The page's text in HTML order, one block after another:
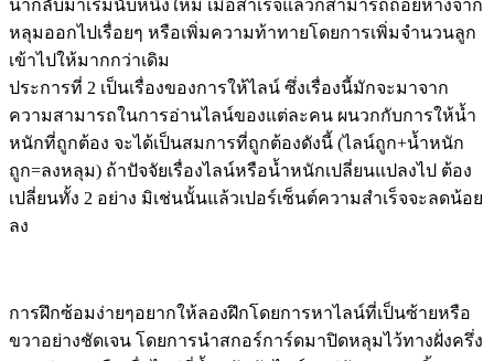
นำกลับมาเริ่มนับหนึ่งใหม่ เมื่อสำเร็จแล้วก็สามารถถอยห่างจาก
หลุมออกไปเรื่อยๆ หรือเพิ่มความท้าทายโดยการเพิ่มจำนวนลูก
เข้าไปให้มากกว่าเดิม
ประการที่ 2 เป็นเรื่องของการให้ไลน์ ซึ่งเรื่องนี้มักจะมาจาก
ความสามารถในการอ่านไลน์ของแต่ละคน ผนวกกับการให้น้ำ
หนักที่ถูกต้อง จะได้เป็นสมการที่ถูกต้องดังนี้ (ไลน์ถูก+น้ำหนัก
ถูก=ลงหลุม) ถ้าปัจจัยเรื่องไลน์หรือน้ำหนักเปลี่ยนแปลงไป ต้อง
เปลี่ยนทั้ง 2 อย่าง มิเช่นนั้นแล้วเปอร์เซ็นต์ความสำเร็จจะลดน้อย
ลง
การฝึกซ้อมง่ายๆอยากให้ลองฝึกโดยการหาไลน์ที่เป็นซ้ายหรือ
ขวาอย่างชัดเจน โดยการนำสกอร์การ์ดมาปิดหลุมไว้ทางฝั่งครึ่ง